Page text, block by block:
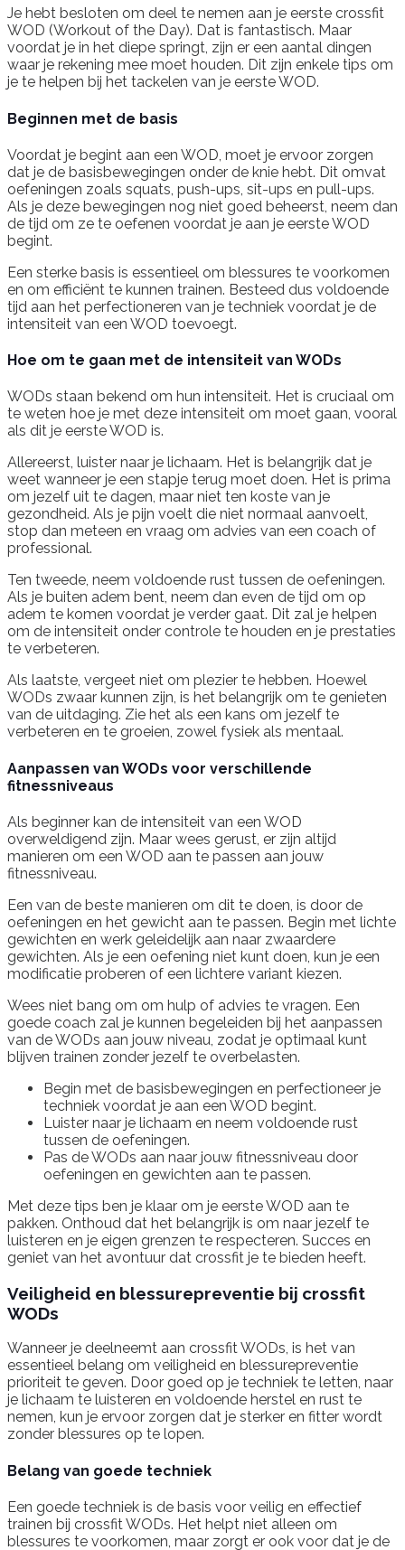
Je hebt besloten om deel te nemen aan je eerste crossfit
WOD (Workout of the Day). Dat is fantastisch. Maar
voordat je in het diepe springt, zijn er een aantal dingen
waar je rekening mee moet houden. Dit zijn enkele tips om
je te helpen bij het tackelen van je eerste WOD.
Beginnen met de basis
Voordat je begint aan een WOD, moet je ervoor zorgen
dat je de basisbewegingen onder de knie hebt. Dit omvat
oefeningen zoals squats, push-ups, sit-ups en pull-ups.
Als je deze bewegingen nog niet goed beheerst, neem dan
de tijd om ze te oefenen voordat je aan je eerste WOD
begint.
Een sterke basis is essentieel om blessures te voorkomen
en om efficiënt te kunnen trainen. Besteed dus voldoende
tijd aan het perfectioneren van je techniek voordat je de
intensiteit van een WOD toevoegt.
Hoe om te gaan met de intensiteit van WODs
WODs staan bekend om hun intensiteit. Het is cruciaal om
te weten hoe je met deze intensiteit om moet gaan, vooral
als dit je eerste WOD is.
Allereerst, luister naar je lichaam. Het is belangrijk dat je
weet wanneer je een stapje terug moet doen. Het is prima
om jezelf uit te dagen, maar niet ten koste van je
gezondheid. Als je pijn voelt die niet normaal aanvoelt,
stop dan meteen en vraag om advies van een coach of
professional.
Ten tweede, neem voldoende rust tussen de oefeningen.
Als je buiten adem bent, neem dan even de tijd om op
adem te komen voordat je verder gaat. Dit zal je helpen
om de intensiteit onder controle te houden en je prestaties
te verbeteren.
Als laatste, vergeet niet om plezier te hebben. Hoewel
WODs zwaar kunnen zijn, is het belangrijk om te genieten
van de uitdaging. Zie het als een kans om jezelf te
verbeteren en te groeien, zowel fysiek als mentaal.
Aanpassen van WODs voor verschillende
fitnessniveaus
Als beginner kan de intensiteit van een WOD
overweldigend zijn. Maar wees gerust, er zijn altijd
manieren om een WOD aan te passen aan jouw
fitnessniveau.
Een van de beste manieren om dit te doen, is door de
oefeningen en het gewicht aan te passen. Begin met lichte
gewichten en werk geleidelijk aan naar zwaardere
gewichten. Als je een oefening niet kunt doen, kun je een
modificatie proberen of een lichtere variant kiezen.
Wees niet bang om om hulp of advies te vragen. Een
goede coach zal je kunnen begeleiden bij het aanpassen
van de WODs aan jouw niveau, zodat je optimaal kunt
blijven trainen zonder jezelf te overbelasten.
Begin met de basisbewegingen en perfectioneer je
techniek voordat je aan een WOD begint.
Luister naar je lichaam en neem voldoende rust
tussen de oefeningen.
Pas de WODs aan naar jouw fitnessniveau door
oefeningen en gewichten aan te passen.
Met deze tips ben je klaar om je eerste WOD aan te
pakken. Onthoud dat het belangrijk is om naar jezelf te
luisteren en je eigen grenzen te respecteren. Succes en
geniet van het avontuur dat crossfit je te bieden heeft.
Veiligheid en blessurepreventie bij crossfit
WODs
Wanneer je deelneemt aan crossfit WODs, is het van
essentieel belang om veiligheid en blessurepreventie
prioriteit te geven. Door goed op je techniek te letten, naar
je lichaam te luisteren en voldoende herstel en rust te
nemen, kun je ervoor zorgen dat je sterker en fitter wordt
zonder blessures op te lopen.
Belang van goede techniek
Een goede techniek is de basis voor veilig en effectief
trainen bij crossfit WODs. Het helpt niet alleen om
blessures te voorkomen, maar zorgt er ook voor dat je de